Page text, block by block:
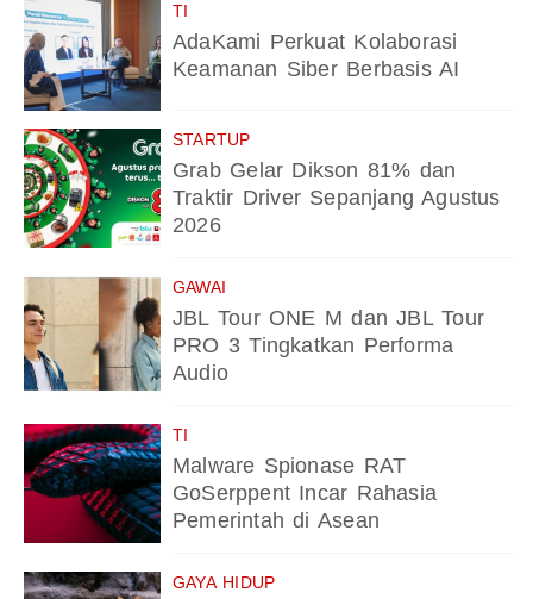
TI
AdaKami Perkuat Kolaborasi
Keamanan Siber Berbasis AI
STARTUP
Grab Gelar Dikson 81% dan
Traktir Driver Sepanjang Agustus
2026
GAWAI
JBL Tour ONE M dan JBL Tour
PRO 3 Tingkatkan Performa
Audio
TI
Malware Spionase RAT
GoSerppent Incar Rahasia
Pemerintah di Asean
GAYA HIDUP